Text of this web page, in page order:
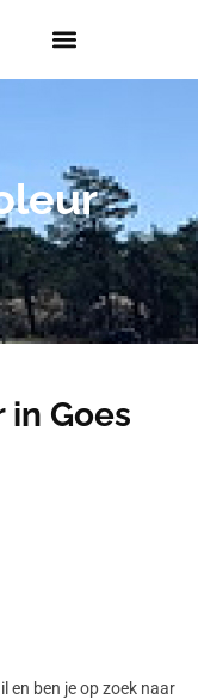
Goes
en ben je op zoek naar